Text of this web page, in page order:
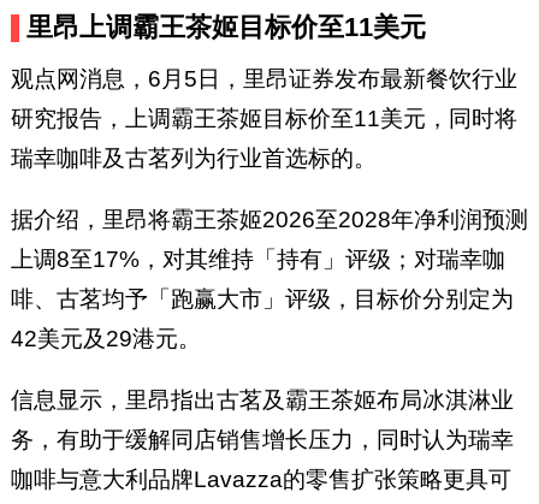
里昂上调霸王茶姬目标价至11美元
观点网消息，6月5日，里昂证券发布最新餐饮行业
研究报告，上调霸王茶姬目标价至11美元，同时将
瑞幸咖啡及古茗列为行业首选标的。
据介绍，里昂将霸王茶姬2026至2028年净利润预测
上调8至17%，对其维持「持有」评级；对瑞幸咖
啡、古茗均予「跑赢大市」评级，目标价分别定为
42美元及29港元。
信息显示，里昂指出古茗及霸王茶姬布局冰淇淋业
务，有助于缓解同店销售增长压力，同时认为瑞幸
咖啡与意大利品牌Lavazza的零售扩张策略更具可